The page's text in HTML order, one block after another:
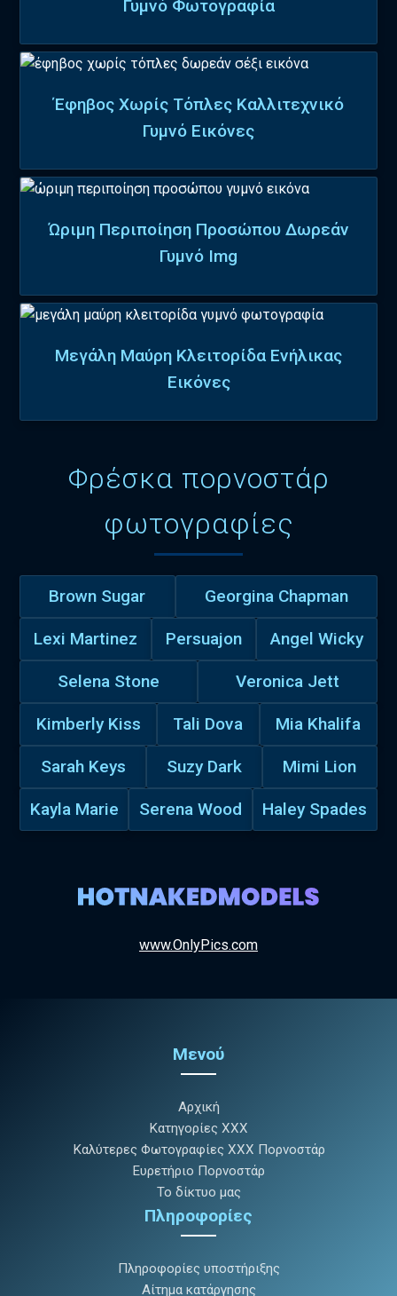
Γυμνό Φωτογραφία
Έφηβος Χωρίς Τόπλες Καλλιτεχνικό
Γυμνό Εικόνες
Ώριμη Περιποίηση Προσώπου Δωρεάν
Γυμνό Img
Μεγάλη Μαύρη Κλειτορίδα Ενήλικας
Εικόνες
Φρέσκα πορνοστάρ
φωτογραφίες
Brown Sugar Georgina Chapman
Lexi Martinez Persuajon Angel Wicky
Selena Stone Veronica Jett
Kimberly Kiss Tali Dova Mia Khalifa
Sarah Keys Suzy Dark Mimi Lion
Kayla Marie Serena Wood Haley Spades
www.OnlyPics.com
Μενού
Αρχική
Κατηγορίες XXX
Καλύτερες Φωτογραφίες XXX Πορνοστάρ
Ευρετήριο Πορνοστάρ
Το δίκτυο μας
Πληροφορίες
Πληροφορίες υποστήριξης
Αίτημα κατάργησης